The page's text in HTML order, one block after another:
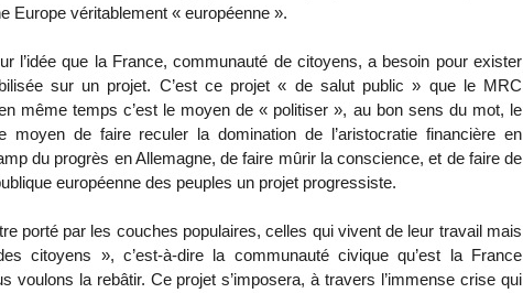
Europe véritablement « européenne ».
l’idée que la France, communauté de citoyens, a besoin pour exister
sur un projet. C’est ce projet « de salut public » que le MRC
même temps c’est le moyen de « politiser », au bon sens du mot, le
moyen de faire reculer la domination de l’aristocratie financière en
du progrès en Allemagne, de faire mûrir la conscience, et de faire de
européenne des peuples un projet progressiste.
porté par les couches populaires, celles qui vivent de leur travail mais
citoyens », c’est-à-dire la communauté civique qu’est la France
voulons la rebâtir. Ce projet s’imposera, à travers l’immense crise qui